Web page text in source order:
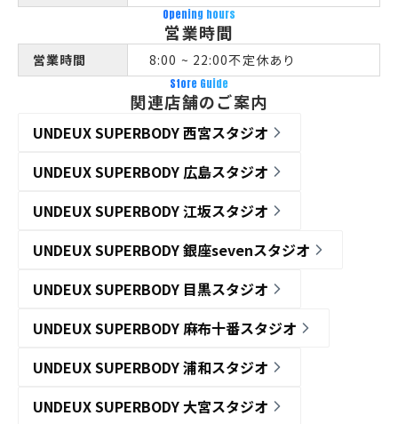
Opening hours
営業時間
営業時間 8:00 ~ 22:00不定休あり
Store Guide
関連店舗のご案内
UNDEUX SUPERBODY 西宮スタジオ
UNDEUX SUPERBODY 広島スタジオ
UNDEUX SUPERBODY 江坂スタジオ
UNDEUX SUPERBODY 銀座sevenスタジオ
UNDEUX SUPERBODY 目黒スタジオ
UNDEUX SUPERBODY 麻布十番スタジオ
UNDEUX SUPERBODY 浦和スタジオ
UNDEUX SUPERBODY 大宮スタジオ